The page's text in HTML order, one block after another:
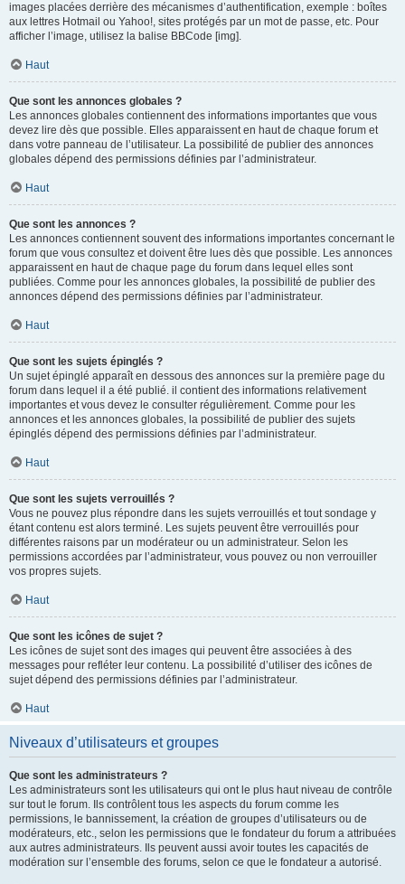
images placées derrière des mécanismes d’authentification, exemple : boîtes
aux lettres Hotmail ou Yahoo!, sites protégés par un mot de passe, etc. Pour
afficher l’image, utilisez la balise BBCode [img].
Haut
Que sont les annonces globales ?
Les annonces globales contiennent des informations importantes que vous
devez lire dès que possible. Elles apparaissent en haut de chaque forum et
dans votre panneau de l’utilisateur. La possibilité de publier des annonces
globales dépend des permissions définies par l’administrateur.
Haut
Que sont les annonces ?
Les annonces contiennent souvent des informations importantes concernant le
forum que vous consultez et doivent être lues dès que possible. Les annonces
apparaissent en haut de chaque page du forum dans lequel elles sont
publiées. Comme pour les annonces globales, la possibilité de publier des
annonces dépend des permissions définies par l’administrateur.
Haut
Que sont les sujets épinglés ?
Un sujet épinglé apparaît en dessous des annonces sur la première page du
forum dans lequel il a été publié. il contient des informations relativement
importantes et vous devez le consulter régulièrement. Comme pour les
annonces et les annonces globales, la possibilité de publier des sujets
épinglés dépend des permissions définies par l’administrateur.
Haut
Que sont les sujets verrouillés ?
Vous ne pouvez plus répondre dans les sujets verrouillés et tout sondage y
étant contenu est alors terminé. Les sujets peuvent être verrouillés pour
différentes raisons par un modérateur ou un administrateur. Selon les
permissions accordées par l’administrateur, vous pouvez ou non verrouiller
vos propres sujets.
Haut
Que sont les icônes de sujet ?
Les icônes de sujet sont des images qui peuvent être associées à des
messages pour refléter leur contenu. La possibilité d’utiliser des icônes de
sujet dépend des permissions définies par l’administrateur.
Haut
Niveaux d’utilisateurs et groupes
Que sont les administrateurs ?
Les administrateurs sont les utilisateurs qui ont le plus haut niveau de contrôle
sur tout le forum. Ils contrôlent tous les aspects du forum comme les
permissions, le bannissement, la création de groupes d’utilisateurs ou de
modérateurs, etc., selon les permissions que le fondateur du forum a attribuées
aux autres administrateurs. Ils peuvent aussi avoir toutes les capacités de
modération sur l’ensemble des forums, selon ce que le fondateur a autorisé.